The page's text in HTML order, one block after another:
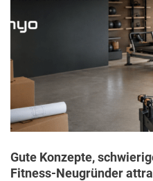
Gute Konzepte,
Fitness-Neugründer